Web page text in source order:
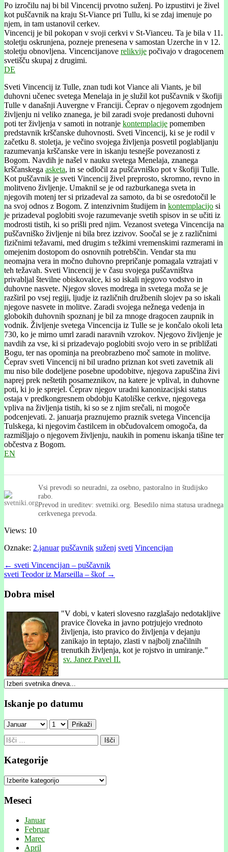
Po izročilu naj bi bil Vincencij prvotno suženj. Po izpustitvi je živel
kot puščavnik na kraju St-Viance pri Tullu, ki se zdaj imenuje po
njem, in tam ustanovil cerkev.
Vincencij je bil pokopan v svoji cerkvi v St-Vianceu. Ta je bila v 11.
stoletju oskrunjena, pozneje prenesena v samostan Uzerche in v 12.
stoletju obnovljena. Vincencijanove relikvije počivajo v dragocenem
svetišču skupaj z drugimi.
DE
Sveti Vincencij iz Tulle, znan tudi kot Viance ali Viants, je bil
duhovni učenec svetega Menelaja in je služil kot puščavnik v škofiji
Tulle v današnji Auvergne v Franciji. Čeprav o njegovem zgodnjem
življenju ni veliko znanega, je bil zaradi svoje predanosti duhovni
poti ter življenja v samoti in notranje kontemplacije pomemben
predstavnik krščanske duhovnosti. Sveti Vincencij, ki se je rodil v
začetku 8. stoletja, je večino svojega življenja posvetil poglabljanju
razumevanja krščanske vere in iskanju tesnejše povezanosti z
Bogom. Navdih je našel v nauku svetega Menelaja, znanega
krščanskega asketa, in se odločil za puščavniško pot v škofiji Tulle.
Kot puščavnik je sveti Vincencij živel preprosto, skromno, revno in
molitveno življenje. Umaknil se je od razburkanega sveta in
njegovih motenj ter si prizadeval za samoto, da bi se osredotočil le
na svoj odnos z Bogom. Z intenzivnim študijem in kontemplacijo si
je prizadeval poglobiti svoje razumevanje svetih spisov in se učiti iz
modrosti tistih, ki so prišli pred njim. Vezanost svetega Vincencija na
puščavniško življenje ni bila brez izzivov. Soočal se je z različnimi
fizičnimi težavami, med drugim s težkimi vremenskimi razmerami in
omejenim dostopom do osnovnih potrebščin. Vendar sta mu
neomajna vera in močno duhovno prepričanje pomagala vztrajati v
teh težavah. Sveti Vincencij je v času svojega puščavništva
privabljal številne obiskovalce, ki so iskali njegovo vodstvo in
duhovne nasvete. Njegov sloves modrega in svetega moža se je
razširil po vsej regiji, ljudje iz različnih družbenih slojev pa so iskali
njegove nasvete in molitve. Zaradi svojega nežnega vedenja in
globokih duhovnih spoznanj je bil za mnoge dragocen zaupnik in
vodnik. Življenje svetega Vincencija iz Tulle se je končalo okoli leta
730, ko je mirno umrl zaradi naravnih vzrokov. Njegovo življenje je
navdih za vse, ki si prizadevajo poglobiti svojo vero in se približati
Bogu, ter nas opominja na preobrazbeno moč samote in molitve.
Čeprav sveti Vincencij ni bil uradno priznan kot sveti zavetnik ali
mu niso bile dodeljene posebne upodobitve, njegova zapuščina živi
naprej prek neštetih posameznikov, na katere je vplival, in duhovne
poti, ki jo je sprejel. Čeprav njegov uradni kanonizacijski status
ostaja v predkongresnem obdobju Katoliške cerkve, njegovega
vpliva na življenja tistih, ki so se z njim srečali, ni mogoče
podcenjevati. 2. januarja praznujemo praznik svetega Vincencija
Tulskega, ki njegovim častilcem in občudovalcem omogoča, da
razmišljajo o njegovem življenju, naukih in pomenu iskanja tišine ter
občestva z Bogom.
EN
Vsi prevodi so neuradni, za osebno, pastoralno in študijsko
rabo.
Prevod in ureditev: svetniki.org. Besedilo nima statusa uradnega
cerkvenega prevoda.
Views: 10
Oznake: 2.januar puščavnik suženj sveti Vincencijan
Post
navigation
← sveti Vincencĳan – puščavnik
sveti Teodor iz Marseilla – škof →
Dobra misel
"V dobi, v kateri slovesno razglašajo nedotakljive
pravice človeka in javno potrjujejo vrednoto
življenja, isto pravico do življenja v dejanju
zanikajo in teptajo, zlasti v najbolj značilnih
trenutkih življenja, kot je rojstvo in umiranje."
sv. Janez Pavel II.
Iskanje po datumu
Prikaži
Išči:
Kategorije
Kategorije
Meseci
Januar
Februar
Marec
April